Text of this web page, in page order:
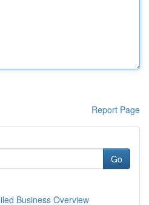
Report Page
Go
Business Overview